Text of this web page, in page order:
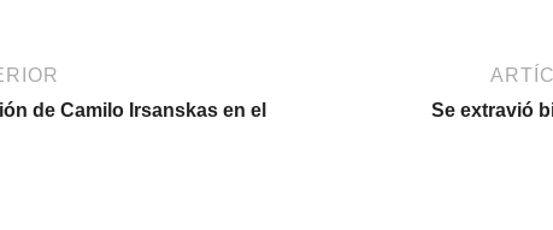
de Camilo Irsanskas en el
Se extravió